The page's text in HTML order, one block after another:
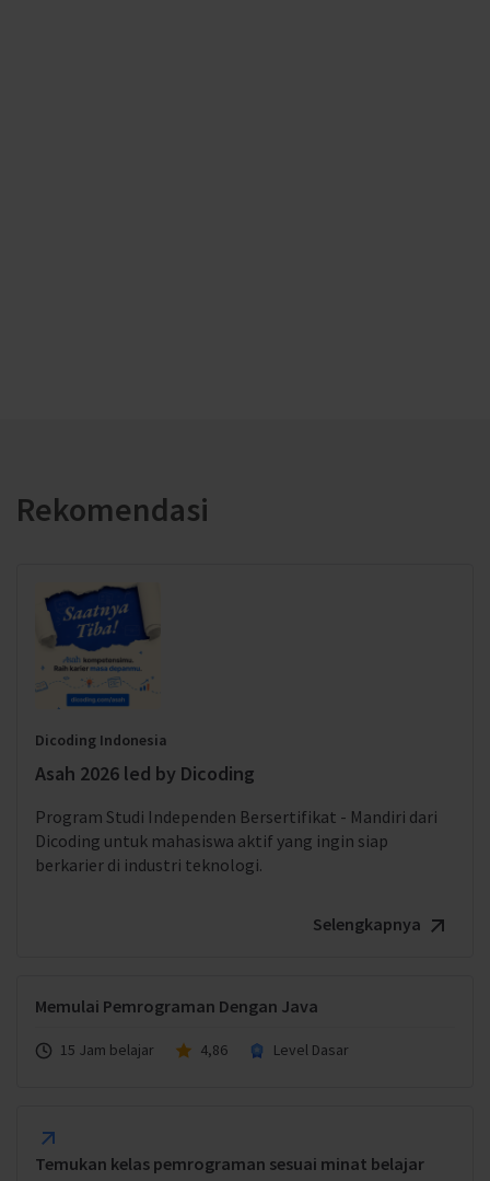
Rekomendasi
Dicoding Indonesia
Asah 2026 led by Dicoding
Program Studi Independen Bersertifikat - Mandiri dari
Dicoding untuk mahasiswa aktif yang ingin siap
berkarier di industri teknologi.
Selengkapnya
Memulai Pemrograman Dengan Java
15 Jam belajar 4,86 Level Dasar
Temukan kelas pemrograman sesuai minat belajar